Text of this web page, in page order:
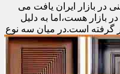
در بازار ایران یافت می
بازار هست،اما به دلیل
گرفته است.در میان سه نوع